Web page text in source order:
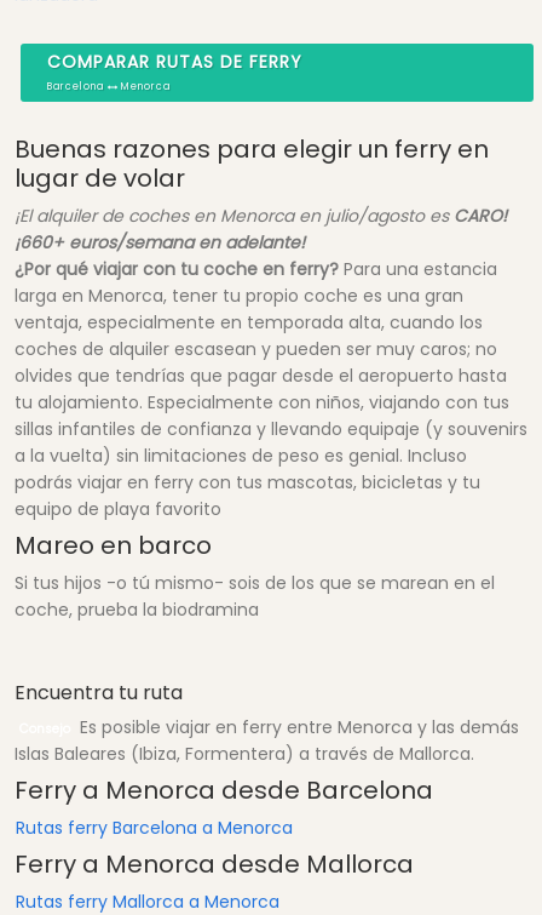
COMPARAR RUTAS DE FERRY
Barcelona Menorca
Buenas razones para elegir un ferry en
lugar de volar
¡El alquiler de coches en Menorca en julio/agosto es CARO!
¡660+ euros/semana en adelante!
¿Por qué viajar con tu coche en ferry? Para una estancia
larga en Menorca, tener tu propio coche es una gran
ventaja, especialmente en temporada alta, cuando los
coches de alquiler escasean y pueden ser muy caros; no
olvides que tendrías que pagar desde el aeropuerto hasta
tu alojamiento. Especialmente con niños, viajando con tus
sillas infantiles de confianza y llevando equipaje (y souvenirs
a la vuelta) sin limitaciones de peso es genial. Incluso
podrás viajar en ferry con tus mascotas, bicicletas y tu
equipo de playa favorito
Mareo en barco
Si tus hijos -o tú mismo- sois de los que se marean en el
coche, prueba la biodramina
Encuentra tu ruta
Es posible viajar en ferry entre Menorca y las demás
Islas Baleares (Ibiza, Formentera) a través de Mallorca.
Ferry a Menorca desde Barcelona
Rutas ferry Barcelona a Menorca
Ferry a Menorca desde Mallorca
Rutas ferry Mallorca a Menorca